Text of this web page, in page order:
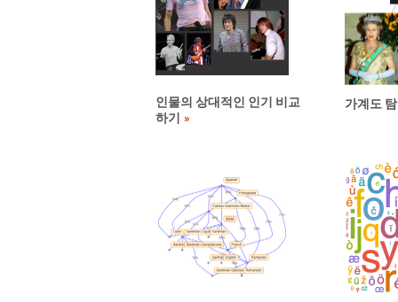
인물의 상대적인 인기 비교
하기
가계도